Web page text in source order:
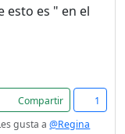
esto es " en el
Compartir
1
gusta a@Regina